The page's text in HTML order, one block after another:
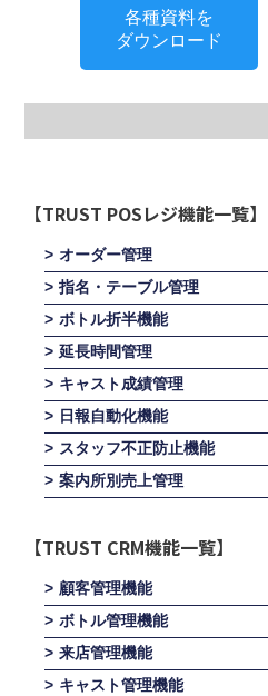
各種資料を
ダウンロード
【TRUST POSレジ機能一覧】
オーダー管理
指名・テーブル管理
ボトル折半機能
延長時間管理
キャスト成績管理
日報自動化機能
スタッフ不正防止機能
案内所別売上管理
【TRUST CRM機能一覧】
顧客管理機能
ボトル管理機能
来店管理機能
キャスト管理機能